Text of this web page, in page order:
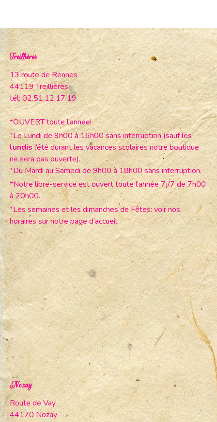
Treillières
13 route de Rennes
44119 Treillières
tél: 02.51.12.17.19
*OUVERT toute l’année!
*Le Lundi de 9h00 à 16h00 sans interruption (sauf les
lundisl’été durant les vacances scolaires notre boutique
ne sera pas ouverte).
*Du Mardi au Samedi de 9h00 à 18h00 sans interruption.
*Notre libre-service est ouvert toute l’année 7j/7 de 7h00
à 20h00.
*Les semaines et les dimanches de Fêtes: voir nos
horaires sur notre page d’accueil.
Nozay
Route de Vay
44170 Nozay